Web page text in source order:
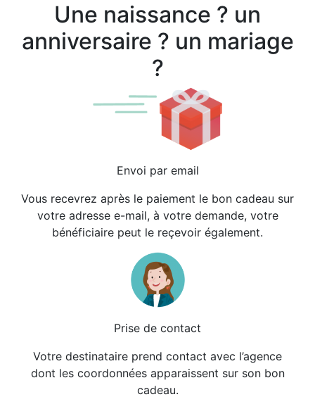
Une naissance ? un
anniversaire ? un mariage
?
Envoi par email
Vous recevrez après le paiement le bon cadeau sur
votre adresse e-mail, à votre demande, votre
bénéficiaire peut le reçevoir également.
Prise de contact
Votre destinataire prend contact avec l’agence
dont les coordonnées apparaissent sur son bon
cadeau.